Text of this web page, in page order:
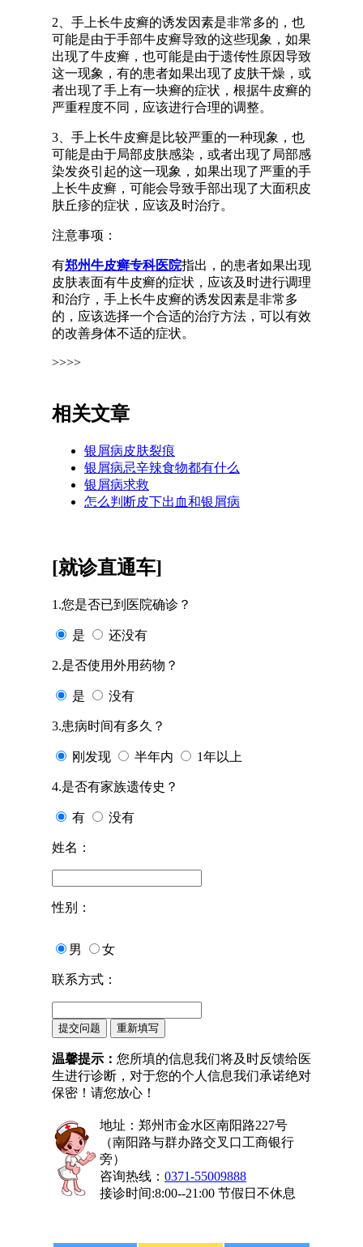
2、手上长牛皮癣的诱发因素是非常多的，也
可能是由于手部牛皮癣导致的这些现象，如果
出现了牛皮癣，也可能是由于遗传性原因导致
这一现象，有的患者如果出现了皮肤干燥，或
者出现了手上有一块癣的症状，根据牛皮癣的
严重程度不同，应该进行合理的调整。
3、手上长牛皮癣是比较严重的一种现象，也
可能是由于局部皮肤感染，或者出现了局部感
染发炎引起的这一现象，如果出现了严重的手
上长牛皮癣，可能会导致手部出现了大面积皮
肤丘疹的症状，应该及时治疗。
注意事项：
有郑州牛皮癣专科医院指出，的患者如果出现
皮肤表面有牛皮癣的症状，应该及时进行调理
和治疗，手上长牛皮癣的诱发因素是非常多
的，应该选择一个合适的治疗方法，可以有效
的改善身体不适的症状。
>>>>
相关文章
银屑病皮肤裂痕
银屑病忌辛辣食物都有什么
银屑病求救
怎么判断皮下出血和银屑病
[就诊直通车]
1.您是否已到医院确诊？
是 还没有
2.是否使用外用药物？
是 没有
3.患病时间有多久？
刚发现 半年内 1年以上
4.是否有家族遗传史？
有 没有
姓名：
性别：
男 女
联系方式：
温馨提示： 您所填的信息我们将及时反馈给医
生进行诊断，对于您的个人信息我们承诺绝对
保密！请您放心！
地址：郑州市金水区南阳路227号
（南阳路与群办路交叉口工商银行
旁）
咨询热线： 0371-55009888
接诊时间:8:00--21:00 节假日不休息